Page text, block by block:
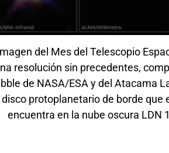
del Mes del Telescopio
resolución sin precedentes,
de NASA/ESA y del Atacama
protoplanetario de borde que
encuentra en la nube oscura LDN